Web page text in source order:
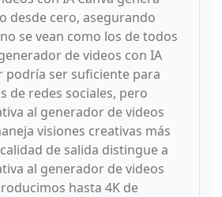
desde cero, asegurando
se vean como los de todos
de videos con IA
podría ser suficiente para
de redes sociales, pero
al generador de videos
visiones creativas más
de salida distingue a
al generador de videos
hasta 4K de